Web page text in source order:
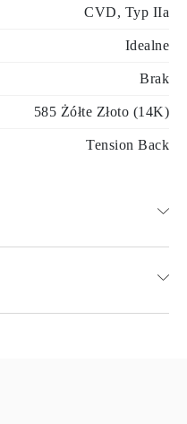
CVD, Typ IIa
Idealne
Brak
585 Żółte Złoto (14K)
Tension Back
ekspresowej
na temat metod wysyłki,